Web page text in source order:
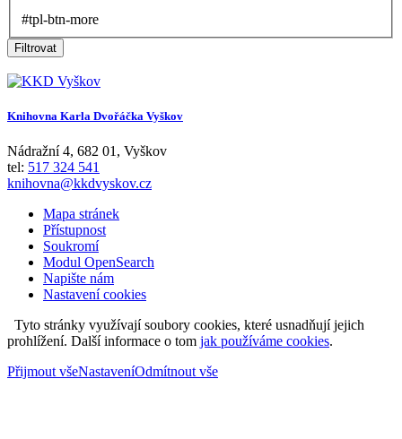
#tpl-btn-more
Filtrovat
Knihovna Karla Dvořáčka Vyškov
Nádražní 4, 682 01 , Vyškov
tel: 517 324 541
knihovna@kkdvyskov.cz
Mapa stránek
Přístupnost
Soukromí
Modul OpenSearch
Napište nám
Nastavení cookies
Tyto stránky využívají soubory cookies, které usnadňují jejich
prohlížení. Další informace o tom jak používáme cookies.
Přijmout všeNastaveníOdmítnout vše